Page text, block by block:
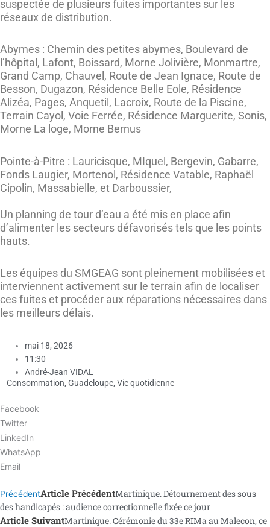
suspectée de plusieurs fuites importantes sur les
réseaux de distribution.
Abymes : Chemin des petites abymes, Boulevard de
l’hôpital, Lafont, Boissard, Morne Jolivière, Monmartre,
Grand Camp, Chauvel, Route de Jean Ignace, Route de
Besson, Dugazon, Résidence Belle Eole, Résidence
Alizéa, Pages, Anquetil, Lacroix, Route de la Piscine,
Terrain Cayol, Voie Ferrée, Résidence Marguerite, Sonis,
Morne La loge, Morne Bernus
Pointe-à-Pitre : Lauricisque, MIquel, Bergevin, Gabarre,
Fonds Laugier, Mortenol, Résidence Vatable, Raphaël
Cipolin, Massabielle, et Darboussier,
Un planning de tour d’eau a été mis en place afin
d’alimenter les secteurs défavorisés tels que les points
hauts.
Les équipes du SMGEAG sont pleinement mobilisées et
interviennent activement sur le terrain afin de localiser
ces fuites et procéder aux réparations nécessaires dans
les meilleurs délais.
mai 18, 2026
11:30
André-Jean VIDAL
Consommation, Guadeloupe, Vie quotidienne
Facebook
Twitter
LinkedIn
WhatsApp
Email
PrécédentArticle PrécédentMartinique. Détournement des sous
des handicapés : audience correctionnelle fixée ce jour
Article SuivantMartinique. Cérémonie du 33e RIMa au Malecon, ce